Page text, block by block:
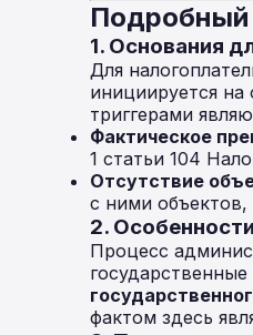
Подробный
1. Основания
Для
инициируется
триггерами
Фактическое
1 статьи 104
Отсутствие
с ними
2.
Процесс
фактом здесь